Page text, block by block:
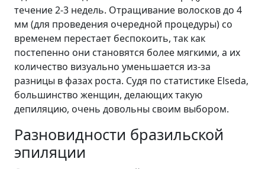
течение 2-3 недель. Отращивание волосков до 4
мм (для проведения очередной процедуры) со
временем перестает беспокоить, так как
постепенно они становятся более мягкими, а их
количество визуально уменьшается из-за
разницы в фазах роста. Судя по статистике Elseda,
большинство женщин, делающих такую
депиляцию, очень довольны своим выбором.
Разновидности бразильской
эпиляции